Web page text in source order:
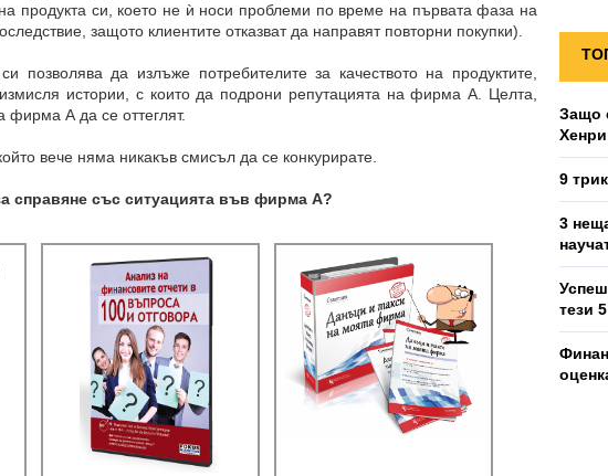
на продукта си, което не ѝ носи проблеми по време на първата фаза на
защото клиентите отказват да направят повторни покупки).
да излъже потребителите за качеството на продуктите,
истории, с които да подрони репутацията на фирма А. Целта,
фирма А да се оттеглят.
вече няма никакъв смисъл да се конкурирате.
справяне със ситуацията във фирма А?
Защо
9
3
тези